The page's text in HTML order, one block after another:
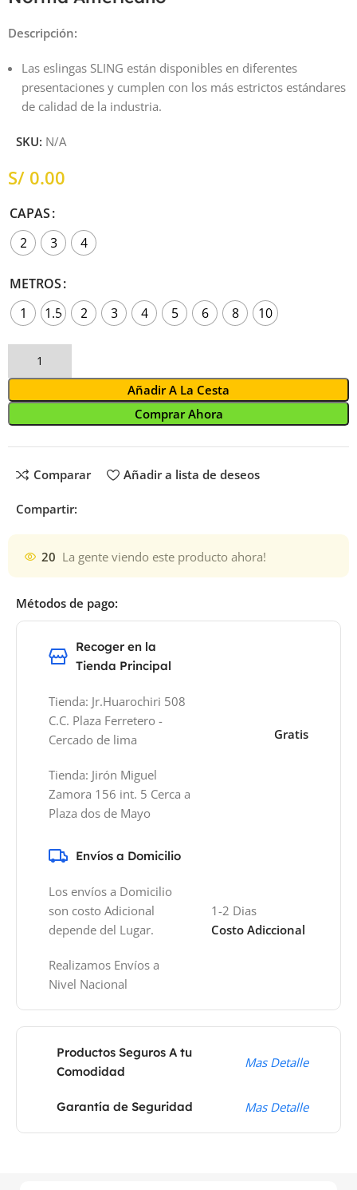
Descripción:
Las eslingas SLING están disponibles en diferentes
presentaciones y cumplen con los más estrictos estándares
de calidad de la industria.
SKU: N/A
S/
CAPAS
2
3 4
METROS
1
1.5 2 3 4 5 6 8 10
Añadir A La Cesta
Comprar Ahora
Comparar Añadir a lista de deseos
Compartir:
20 La gente viendo este producto ahora!
Métodos de pago:
Recoger en la
Tienda Principal
Tienda: Jr.Huarochiri 508
C.C. Plaza Ferretero -
Cercado de lima
Tienda: Jirón Miguel
Zamora 156 int. 5 Cerca a
Plaza dos de Mayo
Gratis
Envíos a Domicilio
Los envíos a Domicilio
son costo Adicional
depende del Lugar.
Realizamos Envíos a
Nivel Nacional
1-2 Dias
Costo Adiccional
Productos Seguros A tu
Comodidad
Mas Detalle
Garantía de Seguridad Mas Detalle